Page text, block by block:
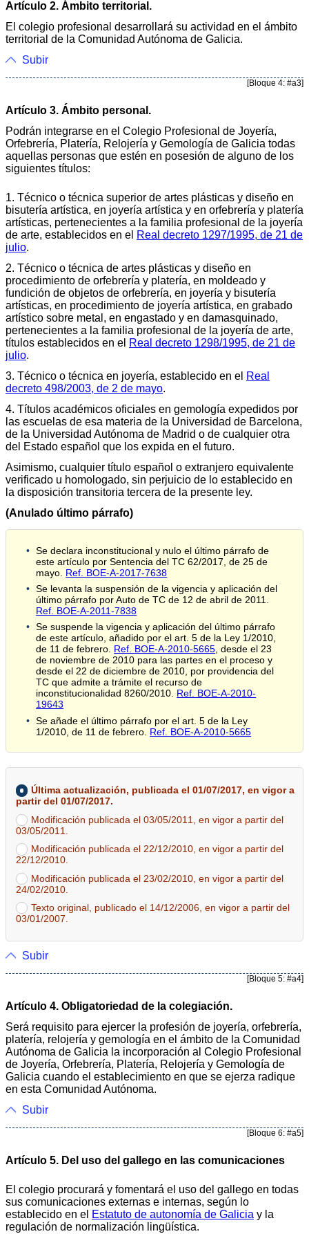
Artículo 2. Ámbito territorial.
El colegio profesional desarrollará su actividad en el ámbito
territorial de la Comunidad Autónoma de Galicia.
Subir
[Bloque 4: #a3]
Artículo 3. Ámbito personal.
Podrán integrarse en el Colegio Profesional de Joyería,
Orfebrería, Platería, Relojería y Gemología de Galicia todas
aquellas personas que estén en posesión de alguno de los
siguientes títulos:
1. Técnico o técnica superior de artes plásticas y diseño en
bisutería artística, en joyería artística y en orfebrería y platería
artísticas, pertenecientes a la familia profesional de la joyería
de arte, establecidos en el Real decreto 1297/1995, de 21 de
julio.
2. Técnico o técnica de artes plásticas y diseño en
procedimiento de orfebrería y platería, en moldeado y
fundición de objetos de orfebrería, en joyería y bisutería
artísticas, en procedimiento de joyería artística, en grabado
artístico sobre metal, en engastado y en damasquinado,
pertenecientes a la familia profesional de la joyería de arte,
títulos establecidos en el Real decreto 1298/1995, de 21 de
julio.
3. Técnico o técnica en joyería, establecido en el Real
decreto 498/2003, de 2 de mayo.
4. Títulos académicos oficiales en gemología expedidos por
las escuelas de esa materia de la Universidad de Barcelona,
de la Universidad Autónoma de Madrid o de cualquier otra
del Estado español que los expida en el futuro.
Asimismo, cualquier título español o extranjero equivalente
verificado u homologado, sin perjuicio de lo establecido en
la disposición transitoria tercera de la presente ley.
(Anulado último párrafo)
Se declara inconstitucional y nulo el último párrafo de
este artículo por Sentencia del TC 62/2017, de 25 de
mayo. Ref. BOE-A-2017-7638
Se levanta la suspensión de la vigencia y aplicación del
último párrafo por Auto de TC de 12 de abril de 2011.
Ref. BOE-A-2011-7838
Se suspende la vigencia y aplicación del último párrafo
de este artículo, añadido por el art. 5 de la Ley 1/2010,
de 11 de febrero. Ref. BOE-A-2010-5665, desde el 23
de noviembre de 2010 para las partes en el proceso y
desde el 22 de diciembre de 2010, por providencia del
TC que admite a trámite el recurso de
inconstitucionalidad 8260/2010. Ref. BOE-A-2010-
19643
Se añade el último párrafo por el art. 5 de la Ley
1/2010, de 11 de febrero. Ref. BOE-A-2010-5665
Última actualización, publicada el 01/07/2017, en vigor a
partir del 01/07/2017.
Modificación publicada el 03/05/2011, en vigor a partir del
03/05/2011.
Modificación publicada el 22/12/2010, en vigor a partir del
22/12/2010.
Modificación publicada el 23/02/2010, en vigor a partir del
24/02/2010.
Texto original, publicado el 14/12/2006, en vigor a partir del
03/01/2007.
Subir
[Bloque 5: #a4]
Artículo 4. Obligatoriedad de la colegiación.
Será requisito para ejercer la profesión de joyería, orfebrería,
platería, relojería y gemología en el ámbito de la Comunidad
Autónoma de Galicia la incorporación al Colegio Profesional
de Joyería, Orfebrería, Platería, Relojería y Gemología de
Galicia cuando el establecimiento en que se ejerza radique
en esta Comunidad Autónoma.
Subir
[Bloque 6: #a5]
Artículo 5. Del uso del gallego en las comunicaciones
El colegio procurará y fomentará el uso del gallego en todas
sus comunicaciones externas e internas, según lo
establecido en el Estatuto de autonomía de Galicia y la
regulación de normalización lingüística.